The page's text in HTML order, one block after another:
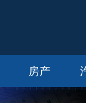
房产